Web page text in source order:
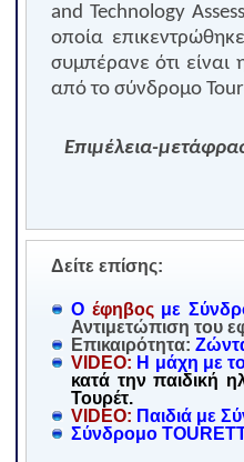
and Technology
οποία
συμπέρανε ότι είναι
από το σύνδρομο
Επιμέλεια-
Δείτε επίσης:
Ο έφηβοςμε
Αντιμετώπιση του
Επικαιρότητα:
VIDEO: Η μάχη με
κατά την παιδική
Τουρέτ.
VIDEO: Παιδιά με
Σύνδρομο